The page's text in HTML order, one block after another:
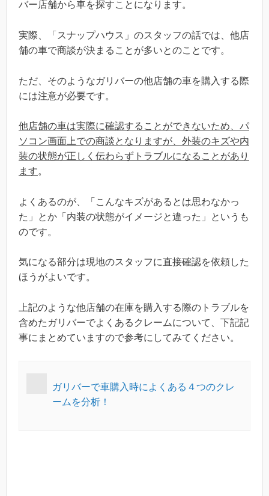
バー店舗から車を探すことになります。
実際、「スナップハウス」のスタッフの話では、他店
舗の車で商談が決まることが多いとのことです。
ただ、そのようなガリバーの他店舗の車を購入する際
には注意が必要です。
他店舗の車は実際に確認することができないため、パ
ソコン画面上での商談となりますが、外装のキズや内
装の状態が正しく伝わらずトラブルになることがあり
ます。
よくあるのが、「こんなキズがあるとは思わなかっ
た」とか「内装の状態がイメージと違った」というも
のです。
気になる部分は現地のスタッフに直接確認を依頼した
ほうがよいです。
上記のような他店舗の在庫を購入する際のトラブルを
含めたガリバーでよくあるクレームについて、下記記
事にまとめていますので参考にしてみてください。
ガリバーで車購入時によくある４つのクレ
ームを分析！